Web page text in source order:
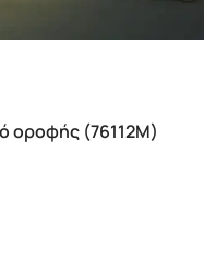
οροφής (76112M)